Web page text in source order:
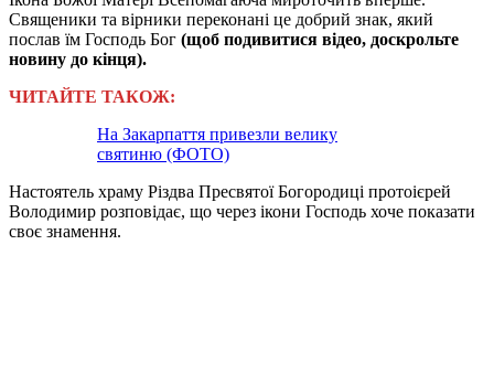
Священики та вірники переконані це добрий знак, який
послав їм Господь Бог (щоб подивитися відео, доскрольте
новину до кінця).
ЧИТАЙТЕ ТАКОЖ:
На Закарпаття привезли велику
святиню (ФОТО)
Настоятель храму Різдва Пресвятої Богородиці протоієрей
Володимир розповідає, що через ікони Господь хоче показати
своє знамення.